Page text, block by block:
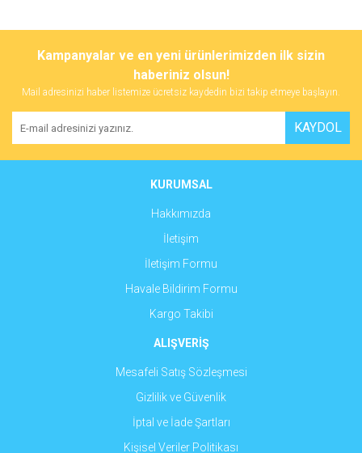
Bu ürüne ilk yorumu siz yapın!
Yorum Yaz
tarafımıza iletebilirsiniz.
Görüş ve önerileriniz için teşekkür ederiz.
Ürün resmi kalitesiz, bozuk veya görüntülenemiyor.
Ürün açıklamasında eksik bilgiler bulunuyor.
Ürün fiyatı diğer sitelerden daha pahalı.
Gönder
Kampanyalar ve en yeni ürünlerimizden ilk sizin
haberiniz olsun!
Mail adresinizi haber listemize ücretsiz kaydedin bizi takip etmeye başlayın.
KAYDOL
KURUMSAL
Hakkımızda
İletişim
İletişim Formu
Havale Bildirim Formu
Kargo Takibi
ALIŞVERİŞ
Mesafeli Satış Sözleşmesi
Gizlilik ve Güvenlik
İptal ve İade Şartları
Kişisel Veriler Politikası